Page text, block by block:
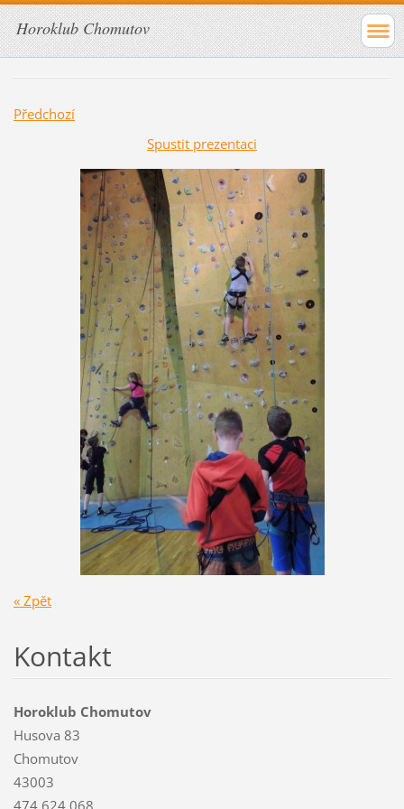
Horoklub Chomutov
Předchozí
Spustit prezentaci
« Zpět
Kontakt
Horoklub Chomutov
Husova 83
Chomutov
43003
474 624 068